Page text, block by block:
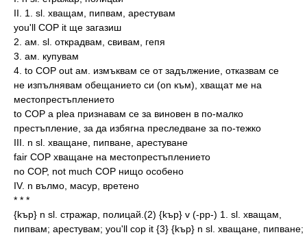
II. 1. sl. хващам, пипвам, арестувам
you'll COP it ще загазиш
2. ам. sl. открадвам, свивам, гепя
3. ам. купувам
4. to COP out ам. измъквам се от задължение, отказвам се
не изпълнявам обещанието си (on към), хващат ме на
местопрестъплението
to COP a plea признавам се за виновен в по-малко
престъпление, за да избягна преследване за по-тежко
III. n sl. хващане, пипване, арестуване
fair COP хващане на местопрестъплението
no COP, not much COP нищо особено
IV. n вълмо, масур, вретено
* * *
{kъp} n sl. стражар, полицай.(2) {kъp} v (-pp-) 1. sl. хващам,
пипвам; арестувам; you'll cop it {3} {kъp} n sl. хващане, пипване;